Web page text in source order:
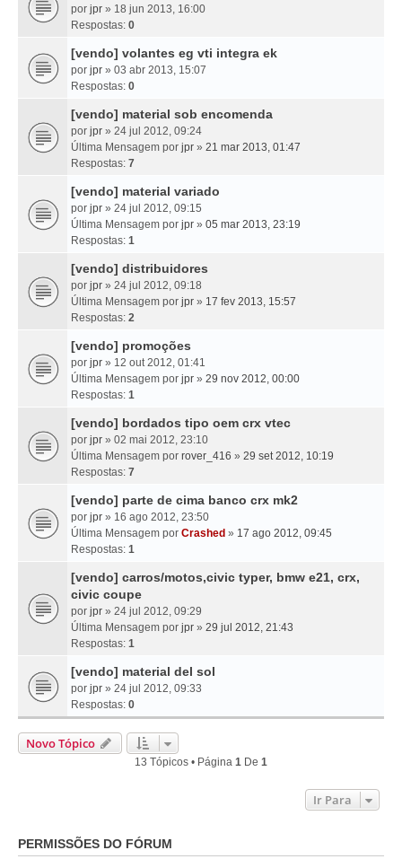
por jpr » 18 jun 2013, 16:00
Respostas: 0
[vendo] volantes eg vti integra ek
por jpr » 03 abr 2013, 15:07
Respostas: 0
[vendo] material sob encomenda
por jpr » 24 jul 2012, 09:24
Última Mensagem por jpr » 21 mar 2013, 01:47
Respostas: 7
[vendo] material variado
por jpr » 24 jul 2012, 09:15
Última Mensagem por jpr » 05 mar 2013, 23:19
Respostas: 1
[vendo] distribuidores
por jpr » 24 jul 2012, 09:18
Última Mensagem por jpr » 17 fev 2013, 15:57
Respostas: 2
[vendo] promoções
por jpr » 12 out 2012, 01:41
Última Mensagem por jpr » 29 nov 2012, 00:00
Respostas: 1
[vendo] bordados tipo oem crx vtec
por jpr » 02 mai 2012, 23:10
Última Mensagem por rover_416 » 29 set 2012, 10:19
Respostas: 7
[vendo] parte de cima banco crx mk2
por jpr » 16 ago 2012, 23:50
Última Mensagem por Crashed » 17 ago 2012, 09:45
Respostas: 1
[vendo] carros/motos,civic typer, bmw e21, crx,
civic coupe
por jpr » 24 jul 2012, 09:29
Última Mensagem por jpr » 29 jul 2012, 21:43
Respostas: 1
[vendo] material del sol
por jpr » 24 jul 2012, 09:33
Respostas: 0
Novo Tópico
13 Tópicos • Página 1 De 1
Ir Para
PERMISSÕES DO FÓRUM